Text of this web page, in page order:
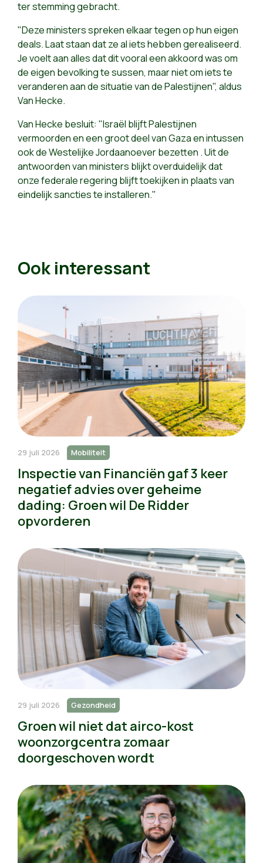
ter stemming gebracht.
"Deze ministers spreken elkaar tegen op hun eigen
deals. Laat staan dat ze al iets hebben gerealiseerd.
Je voelt aan alles dat dit vooral een akkoord was om
de eigen bevolking te sussen, maar niet om iets te
veranderen aan de situatie van de Palestijnen", aldus
Van Hecke.
Van Hecke besluit: "Israël blijft Palestijnen
vermoorden en een groot deel van Gaza en intussen
ook de Westelijke Jordaanoever bezetten . Uit de
antwoorden van ministers blijkt overduidelijk dat
onze federale regering blijft toekijken in plaats van
eindelijk sancties te installeren."
Ook interessant
29 juli 2026 Mobiliteit
Inspectie van Financiën gaf 3 keer
negatief advies over geheime
dading: Groen wil De Ridder
opvorderen
29 juli 2026 Gezondheid
Groen wil niet dat airco-kost
woonzorgcentra zomaar
doorgeschoven wordt